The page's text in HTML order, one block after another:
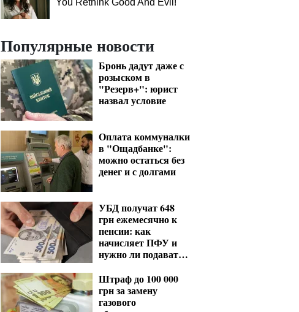
You Rethink Good And Evil!
Популярные новости
Бронь дадут даже с
розыском в
"Резерв+": юрист
назвал условие
Оплата коммуналки
в "Ощадбанке":
можно остаться без
денег и с долгами
УБД получат 648
грн ежемесячно к
пенсии: как
начисляет ПФУ и
нужно ли подавать
Штраф до 100 000
грн за замену
газового